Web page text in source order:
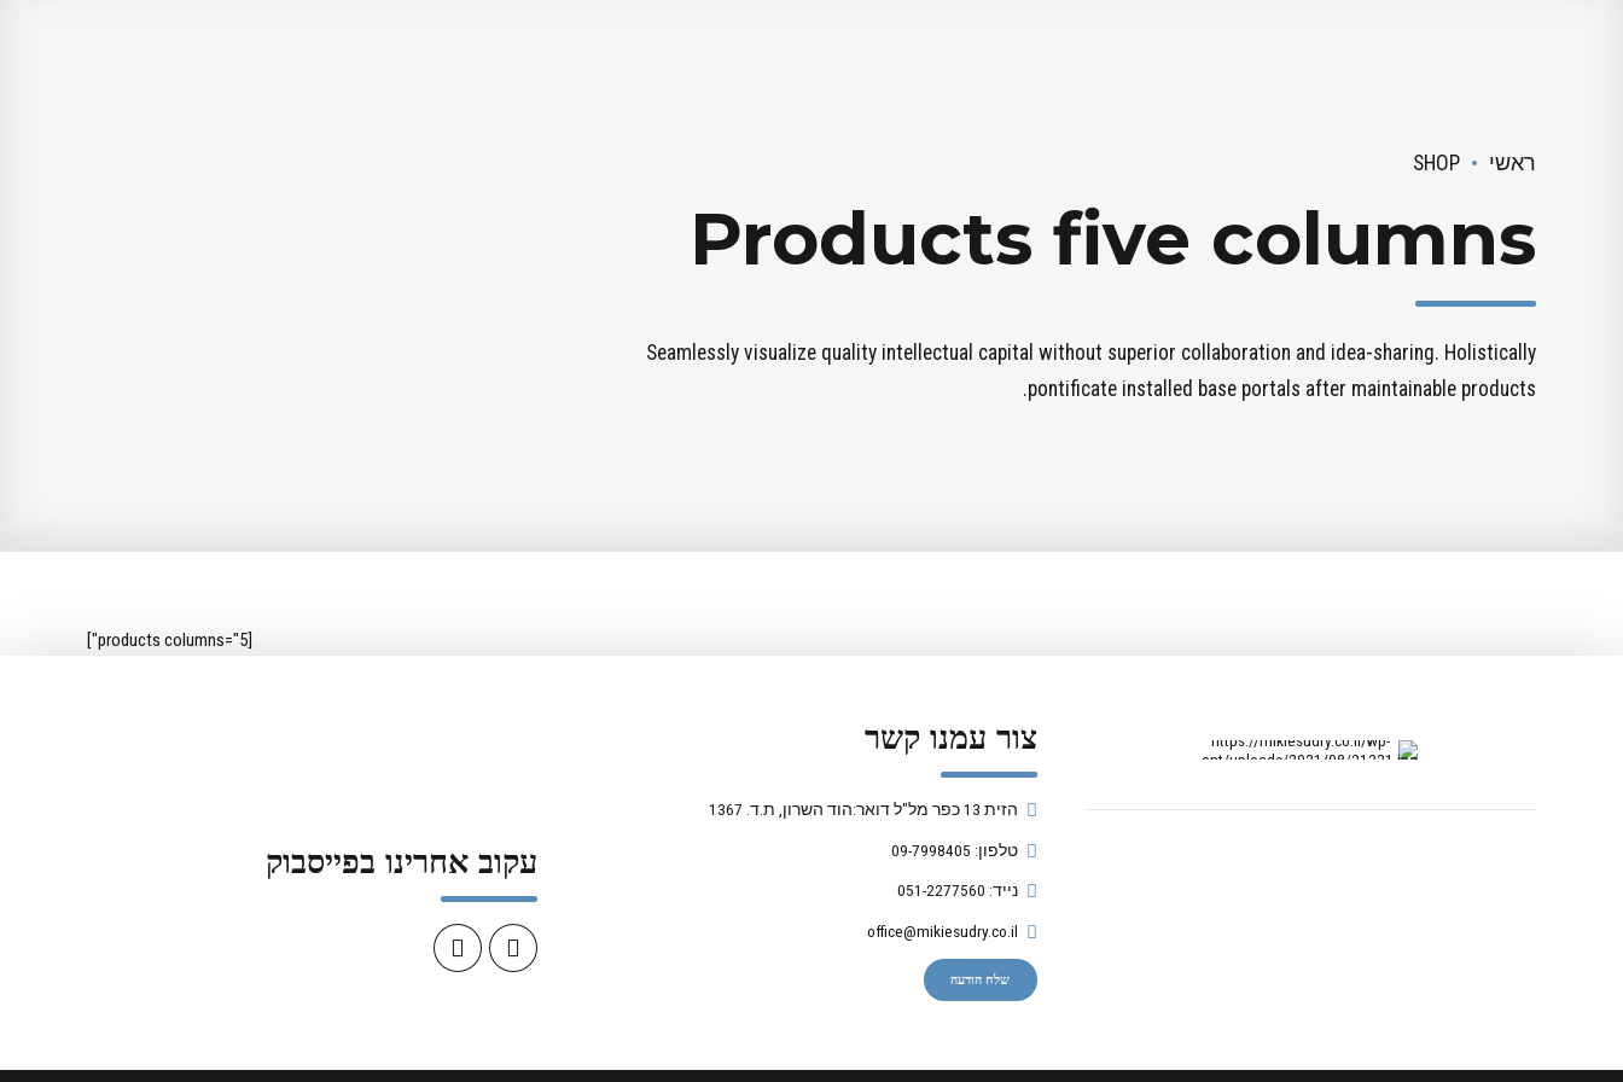
ראשי SHOP
Products five columns
Seamlessly visualize quality intellectual capital without superior collaboration and idea-sharing. Holistically
pontificate installed base portals after maintainable products.
[products columns="5"]
צור עמנו קשר
הזית 13 כפר מל"ל דואר:הוד השרון, ת.ד. 1367
טלפון: 09-7998405
נייד: 051-2277560
office@mikiesudry.co.il
שלח הודעה
עקוב אחרינו בפייסבוק